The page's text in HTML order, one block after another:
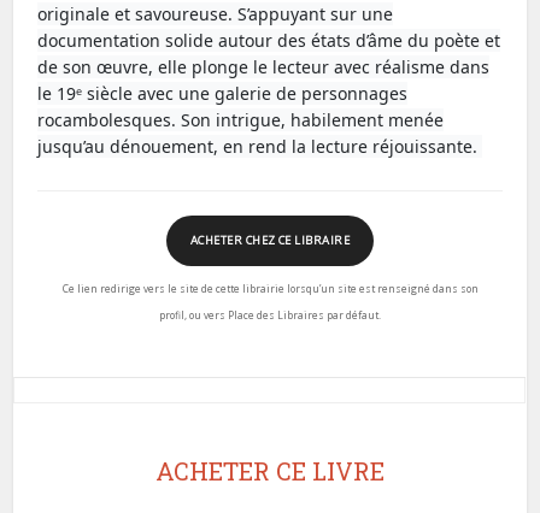
originale et savoureuse. S’appuyant sur une
documentation solide autour des états d’âme du poète et
de son œuvre, elle plonge le lecteur avec réalisme dans
le 19ᵉ siècle avec une galerie de personnages
rocambolesques. Son intrigue, habilement menée
jusqu’au dénouement, en rend la lecture réjouissante.
ACHETER CHEZ CE LIBRAIRE
Ce lien redirige vers le site de cette librairie lorsqu’un site est renseigné dans son
profil, ou vers Place des Libraires par défaut.
ACHETER CE LIVRE